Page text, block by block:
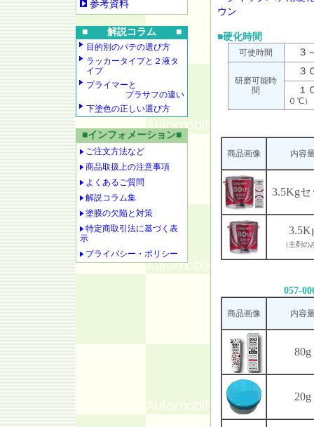
参考資料
■ 解説コラム ■
目的別のパテの選び方
ラッカータイプと２液タ
イプ
プライマーと
プラサフの違い
下塗色の正しい選び方
■インフォメーション■
ご注文方法など
商品取扱上の注意事項
よくあるご質問
解説コラム集
塗膜の欠陥と対策
特定商取引法に基づく表
示
プライバシー・ポリシー
ウン
■硬化時間
可使時間 ３
研磨可能時
間
３
１
０℃）
商品画像 内容
3.5Kgセ
（主剤の
057-
商品画像 内容
80g
20g